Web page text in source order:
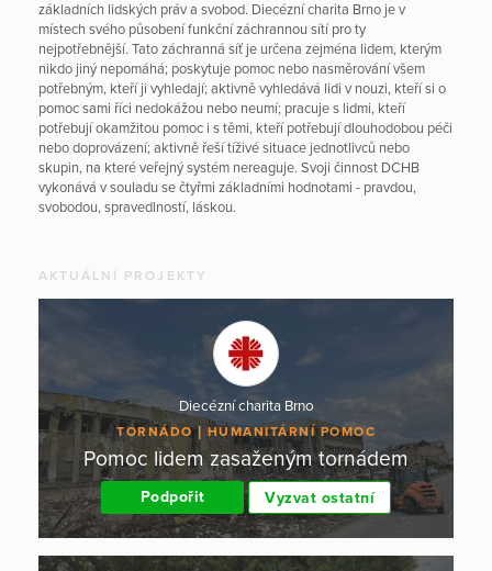
základních lidských práv a svobod. Diecézní charita Brno je v
místech svého působení funkční záchrannou sítí pro ty
nejpotřebnější. Tato záchranná síť je určena zejména lidem, kterým
nikdo jiný nepomáhá; poskytuje pomoc nebo nasměrování všem
potřebným, kteří ji vyhledají; aktivně vyhledává lidi v nouzi, kteří si o
pomoc sami říci nedokážou nebo neumí; pracuje s lidmi, kteří
potřebují okamžitou pomoc i s těmi, kteří potřebují dlouhodobou péči
nebo doprovázení; aktivně řeší tíživé situace jednotlivců nebo
skupin, na které veřejný systém nereaguje. Svoji činnost DCHB
vykonává v souladu se čtyřmi základními hodnotami - pravdou,
svobodou, spravedlností, láskou.
AKTUÁLNÍ PROJEKTY
Diecézní charita Brno
TORNÁDO HUMANITÁRNÍ POMOC
Pomoc lidem zasaženým tornádem
Podpořit Vyzvat ostatní